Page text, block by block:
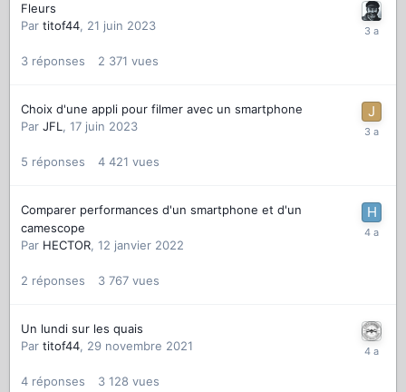
Fleurs
Par titof44, 21 juin 2023
3 réponses 2 371 vues
Choix d'une appli pour filmer avec un smartphone
Par JFL, 17 juin 2023
5 réponses 4 421 vues
Comparer performances d'un smartphone et d'un
camescope
Par HECTOR, 12 janvier 2022
2 réponses 3 767 vues
Un lundi sur les quais
Par titof44, 29 novembre 2021
4 réponses 3 128 vues